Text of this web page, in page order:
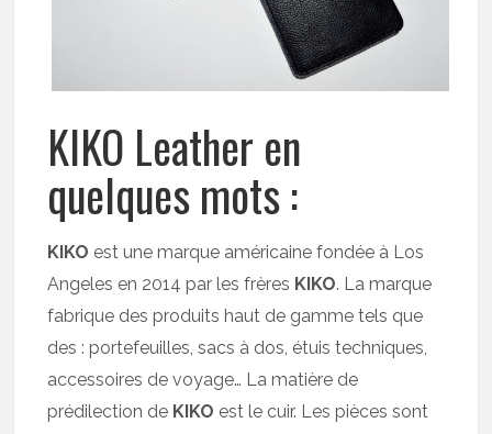
KIKO Leather en
quelques mots :
KIKO est une marque américaine fondée à Los
Angeles en 2014 par les frères KIKO. La marque
fabrique des produits haut de gamme tels que
des : portefeuilles, sacs à dos, étuis techniques,
accessoires de voyage… La matière de
prédilection de KIKO est le cuir. Les pièces sont